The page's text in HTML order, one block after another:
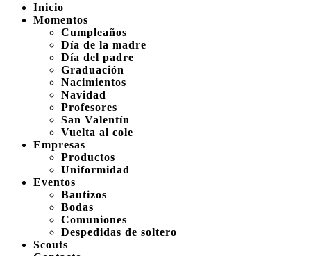
Inicio
Momentos
Cumpleaños
Día de la madre
Día del padre
Graduación
Nacimientos
Navidad
Profesores
San Valentín
Vuelta al cole
Empresas
Productos
Uniformidad
Eventos
Bautizos
Bodas
Comuniones
Despedidas de soltero
Scouts